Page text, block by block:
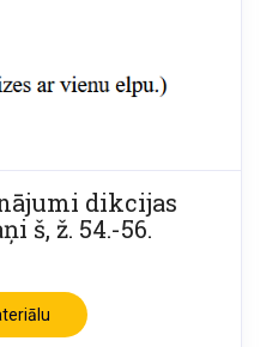
dikcijas
š, ž. 54.-56.